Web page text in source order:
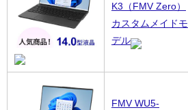
K3（FMV Zero）
カスタムメイドモ
デル
FMV WU5-